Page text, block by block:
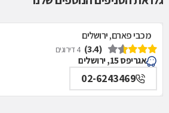
מכבי פארם, ירושלים
(3.4)
4 דירוגים
אגריפס 15, ירושלים
02-6243469